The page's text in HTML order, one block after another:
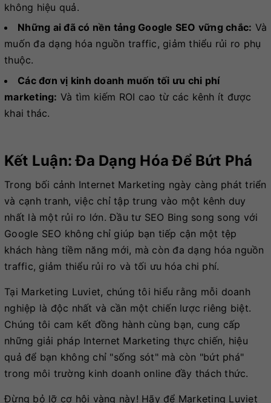
không hiệu quả.
Những ai đã có nền tảng Google SEO vững chắc: Và
muốn đa dạng hóa nguồn traffic, giảm thiểu rủi ro phụ
thuộc.
Các đơn vị kinh doanh muốn tối ưu chi phí
marketing: Và tìm kiếm ROI cao từ các kênh ít được
khai thác.
Kết Luận: Đa Dạng Hóa Để Bứt Phá
Trong bối cảnh Internet Marketing ngày càng phát triển
và cạnh tranh, việc chỉ tập trung vào một kênh duy
nhất là một rủi ro lớn. Đầu tư SEO Bing song song với
Google SEO không chỉ giúp bạn tiếp cận một tệp
khách hàng tiềm năng mới, mà còn đa dạng hóa nguồn
traffic, giảm thiểu rủi ro và tối ưu hóa chi phí.
Tại Marketing Luviet, chúng tôi hiểu rằng mỗi doanh
nghiệp là độc nhất và cần một chiến lược riêng biệt.
Chúng tôi cam kết đồng hành cùng bạn, cung cấp
những giải pháp Internet Marketing thực chiến, hiệu
quả để bạn không chỉ "sống sót" mà còn "bứt phá"
trong môi trường kinh doanh online đầy thách thức.
Đừng bỏ lỡ cơ hội vàng này! Hãy để Marketing Luviet